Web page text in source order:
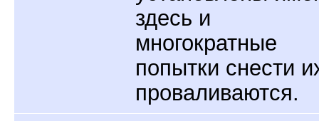
здесь и
многократные
попытки снести
проваливаются.